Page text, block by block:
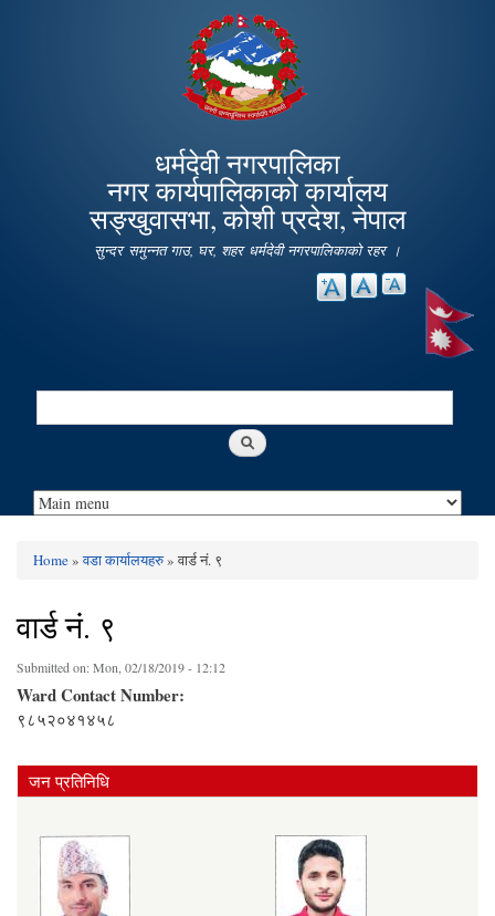
main
content
धर्मदेवी नगरपालिका
नगर कार्यपालिकाको कार्यालय
सङ्खुवासभा, कोशी प्रदेश, नेपाल
सुन्दर समुन्नत गाउ, घर, शहर धर्मदेवी नगरपालिकाको रहर ।
Search
Home»वडा कार्यालयहरु» वार्ड नं. ९
वार्ड नं. ९
Submitted on:Mon, 02/18/2019 - 12:12
Ward Contact Number:
९८५२०४१४५८
जन प्रतिनिधि